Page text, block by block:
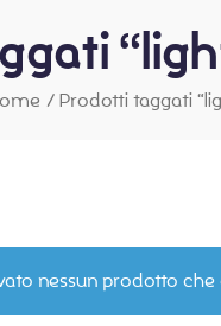
/ Prodotti taggati
nessun prodotto